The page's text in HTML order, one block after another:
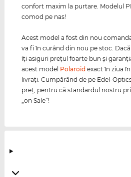
confort maxim la purtare. Modelul
comod pe nas!
Acest model a fost din nou
va fi în curând din nou pe stoc.
îţi asiguri preţul foarte bun şi
acest model Polaroid exact în ziua
livraţi. Cumpărând de pe Edel-
preţ, pentru că standardul nostru
„on Sale”!